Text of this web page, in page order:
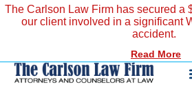
The Carlson Law Firm has secured a
our client involved in a significant
accident.
Read More